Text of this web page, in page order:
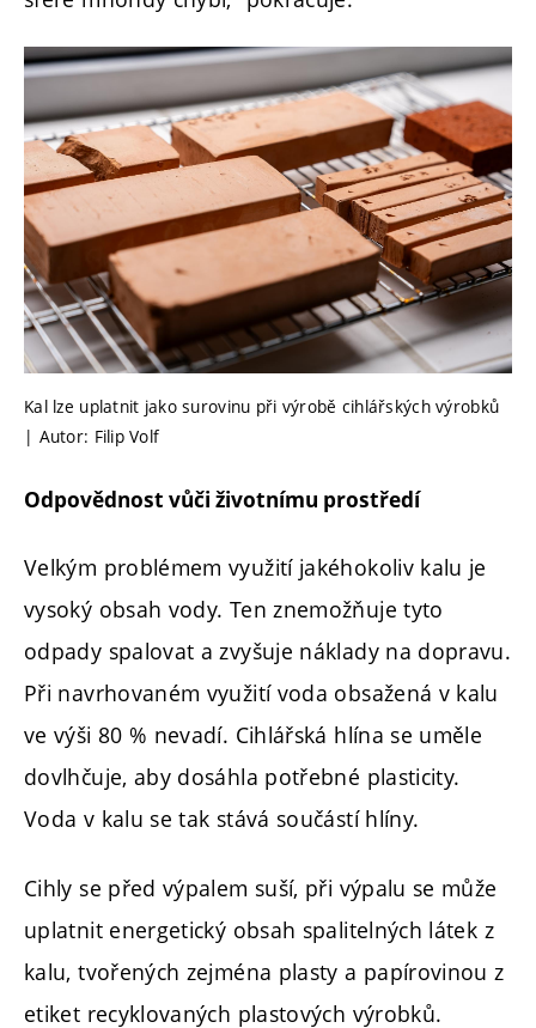
Kal lze uplatnit jako surovinu při výrobě cihlářských výrobků
| Autor: Filip Volf
Odpovědnost vůči životnímu prostředí
Velkým problémem využití jakéhokoliv kalu je
vysoký obsah vody. Ten znemožňuje tyto
odpady spalovat a zvyšuje náklady na dopravu.
Při navrhovaném využití voda obsažená v kalu
ve výši 80 % nevadí. Cihlářská hlína se uměle
dovlhčuje, aby dosáhla potřebné plasticity.
Voda v kalu se tak stává součástí hlíny.
Cihly se před výpalem suší, při výpalu se může
uplatnit energetický obsah spalitelných látek z
kalu, tvořených zejména plasty a papírovinou z
etiket recyklovaných plastových výrobků.